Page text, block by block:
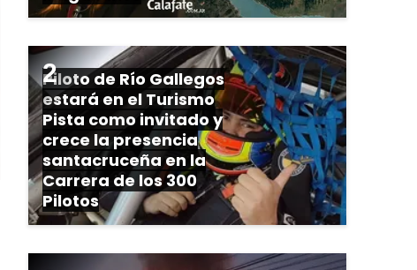
Piloto de Río Gallegos
estará en el Turismo
Pista como invitado y
crece la presencia
santacruceña en la
Carrera de los 300
Pilotos